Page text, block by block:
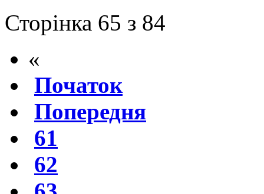
Сторінка 65 з 84
«
Початок
Попередня
61
62